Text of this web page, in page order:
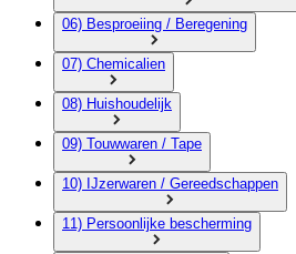
06) Besproeiing / Beregening
07) Chemicalien
08) Huishoudelijk
09) Touwwaren / Tape
10) IJzerwaren / Gereedschappen
11) Persoonlijke bescherming